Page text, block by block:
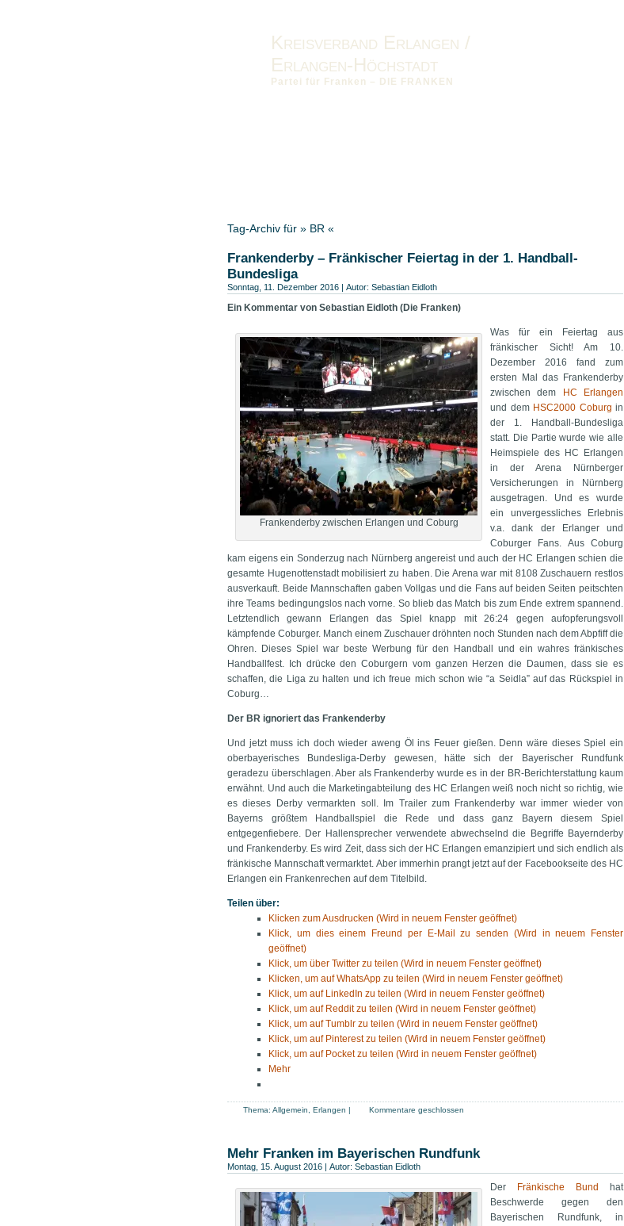
Kreisverband Erlangen /
Erlangen-Höchstadt
Partei für Franken – DIE FRANKEN
Tag-Archiv für » BR «
Frankenderby – Fränkischer Feiertag in der 1. Handball-
Bundesliga
Sonntag, 11. Dezember 2016 | Autor: Sebastian Eidloth
Ein Kommentar von Sebastian Eidloth (Die Franken)
Frankenderby zwischen Erlangen und Coburg
Was für ein Feiertag aus
fränkischer Sicht! Am 10.
Dezember 2016 fand zum
ersten Mal das Frankenderby
zwischen dem
HC Erlangen
und dem HSC2000 Coburg in
der 1. Handball-Bundesliga
statt. Die Partie wurde wie alle
Heimspiele des HC Erlangen
in der Arena Nürnberger
Versicherungen in Nürnberg
ausgetragen. Und es wurde
ein unvergessliches Erlebnis
v.a. dank der Erlanger und
Coburger Fans. Aus Coburg
kam eigens ein Sonderzug nach Nürnberg angereist und auch der HC Erlangen schien die
gesamte Hugenottenstadt mobilisiert zu haben. Die Arena war mit 8108 Zuschauern restlos
ausverkauft. Beide Mannschaften gaben Vollgas und die Fans auf beiden Seiten peitschten
ihre Teams bedingungslos nach vorne. So blieb das Match bis zum Ende extrem spannend.
Letztendlich gewann Erlangen das Spiel knapp mit 26:24 gegen aufopferungsvoll
kämpfende Coburger. Manch einem Zuschauer dröhnten noch Stunden nach dem Abpfiff die
Ohren. Dieses Spiel war beste Werbung für den Handball und ein wahres fränkisches
Handballfest. Ich drücke den Coburgern vom ganzen Herzen die Daumen, dass sie es
schaffen, die Liga zu halten und ich freue mich schon wie “a Seidla” auf das Rückspiel in
Coburg…
Der BR ignoriert das Frankenderby
Und jetzt muss ich doch wieder aweng Öl ins Feuer gießen. Denn wäre dieses Spiel ein
oberbayerisches Bundesliga-Derby gewesen, hätte sich der Bayerischer Rundfunk
geradezu überschlagen. Aber als Frankenderby wurde es in der BR-Berichterstattung kaum
erwähnt. Und auch die Marketingabteilung des HC Erlangen weiß noch nicht so richtig, wie
es dieses Derby vermarkten soll. Im Trailer zum Frankenderby war immer wieder von
Bayerns größtem Handballspiel die Rede und dass ganz Bayern diesem Spiel
entgegenfiebere. Der Hallensprecher verwendete abwechselnd die Begriffe Bayernderby
und Frankenderby. Es wird Zeit, dass sich der HC Erlangen emanzipiert und sich endlich als
fränkische Mannschaft vermarktet. Aber immerhin prangt jetzt auf der Facebookseite des HC
Erlangen ein Frankenrechen auf dem Titelbild.
Teilen über:
Klicken zum Ausdrucken (Wird in neuem Fenster geöffnet)
Klick, um dies einem Freund per E-Mail zu senden (Wird in neuem Fenster
geöffnet)
Klick, um über Twitter zu teilen (Wird in neuem Fenster geöffnet)
Klicken, um auf WhatsApp zu teilen (Wird in neuem Fenster geöffnet)
Klick, um auf LinkedIn zu teilen (Wird in neuem Fenster geöffnet)
Klick, um auf Reddit zu teilen (Wird in neuem Fenster geöffnet)
Klick, um auf Tumblr zu teilen (Wird in neuem Fenster geöffnet)
Klick, um auf Pinterest zu teilen (Wird in neuem Fenster geöffnet)
Klick, um auf Pocket zu teilen (Wird in neuem Fenster geöffnet)
Mehr
Thema: Allgemein Erlangen | Kommentare geschlossen
Mehr Franken im Bayerischen Rundfunk
Montag, 15. August 2016 | Autor: Sebastian Eidloth
Der Fränkische Bund
hat
Beschwerde gegen den
Bayerischen Rundfunk, in